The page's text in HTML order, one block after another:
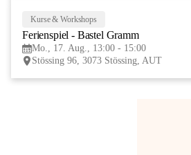
Kurse & Workshops
Ferienspiel - Bastel Gramm
Mo., 17. Aug., 13:00 - 15:00
Stössing 96, 3073 Stössing, AUT